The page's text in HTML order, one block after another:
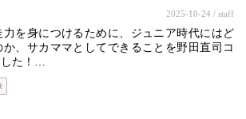
2025-10-24 / staff
を身につけるために、ジュニア時代にはど
、サカママとしてできることを野田直司コ
した！…